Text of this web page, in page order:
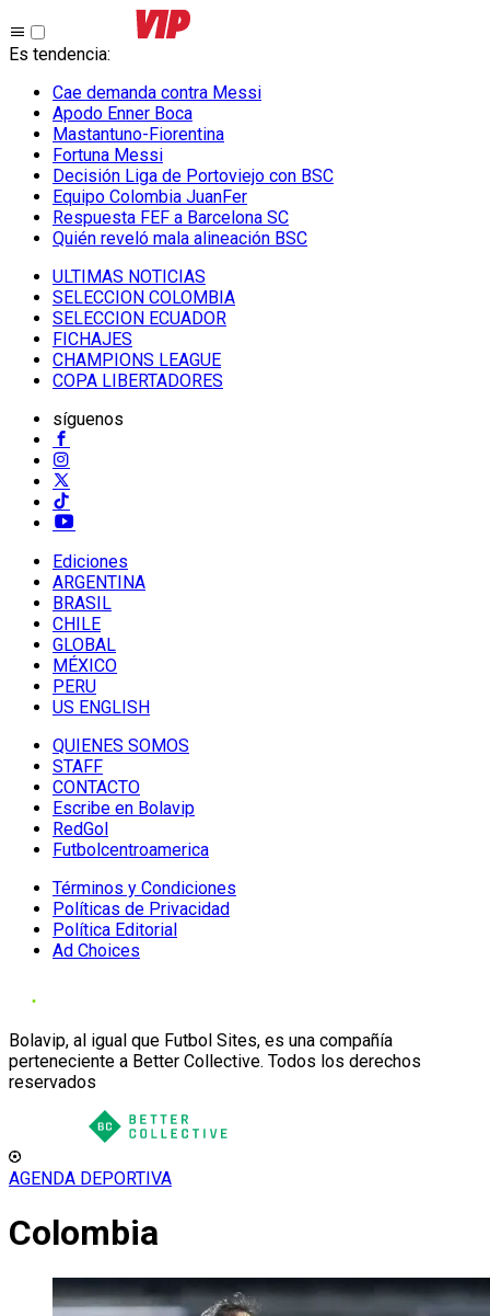
Es tendencia:
Cae demanda contra Messi
Apodo Enner Boca
Mastantuno-Fiorentina
Fortuna Messi
Decisión Liga de Portoviejo con BSC
Equipo Colombia JuanFer
Respuesta FEF a Barcelona SC
Quién reveló mala alineación BSC
ULTIMAS NOTICIAS
SELECCION COLOMBIA
SELECCION ECUADOR
FICHAJES
CHAMPIONS LEAGUE
COPA LIBERTADORES
síguenos
Ediciones
ARGENTINA
BRASIL
CHILE
GLOBAL
MÉXICO
PERU
US ENGLISH
QUIENES SOMOS
STAFF
CONTACTO
Escribe en Bolavip
RedGol
Futbolcentroamerica
Términos y Condiciones
Políticas de Privacidad
Política Editorial
Ad Choices
Bolavip, al igual que Futbol Sites, es una compañía
perteneciente a Better Collective. Todos los derechos
reservados
AGENDA DEPORTIVA
Colombia